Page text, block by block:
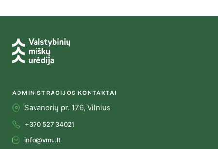
ADMINISTRACIJOS KONTAKTAI
Savanorių pr. 176, Vilnius
+370 527 34021
info@vmu.lt